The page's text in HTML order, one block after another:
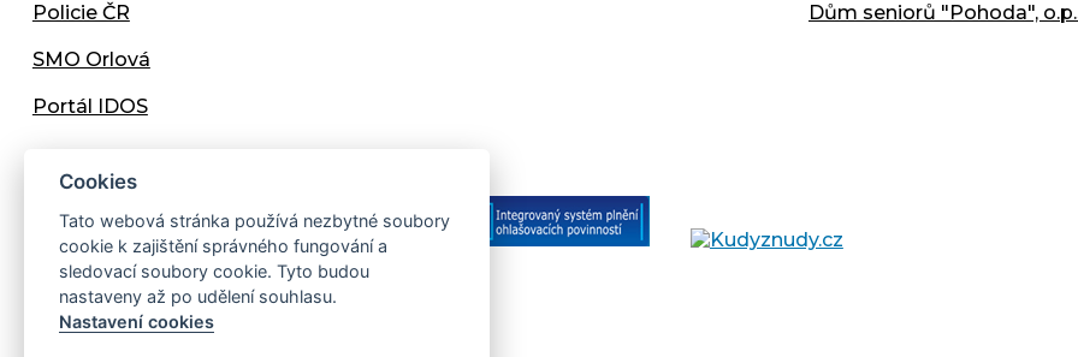
Policie ČR
SMO Orlová
Portál IDOS
Dům seniorů "Pohoda",
Copyright © 2013 - 2026 Městský úřad Orlová
Cookies
Tato webová stránka používá nezbytné soubory
cookie k zajištění správného fungování a
sledovací soubory cookie. Tyto budou
nastaveny až po udělení souhlasu.
Nastavení cookies